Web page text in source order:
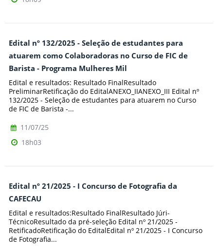
Edital nº 132/2025 - Seleção de estudantes para
atuarem como Colaboradoras no Curso de FIC de
Barista - Programa Mulheres Mil
Edital e resultados: Resultado FinalResultado
PreliminarRetificação do EditalANEXO_IIANEXO_III Edital nº
132/2025 - Seleção de estudantes para atuarem no Curso
de FIC de Barista -...
11/07/25
18h03
Edital nº 21/2025 - I Concurso de Fotografia da
CAFECAU
Edital e resultados:Resultado FinalResultado Júri-
TécnicoResultado da pré-seleção Edital nº 21/2025 -
RetificadoRetificação do EditalEdital nº 21/2025 - I Concurso
de Fotografia...